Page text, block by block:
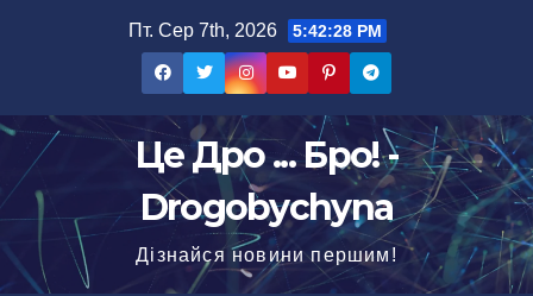
Пт. Сер 7th, 2026 5:42:30 PM
Це Дро ... Бро! -
Drogobychyna
Дізнайся новини першим!